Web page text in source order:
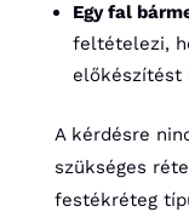
Egy fal
feltételezi,
előkészítést
A kérdésre
szükséges
festékréteg